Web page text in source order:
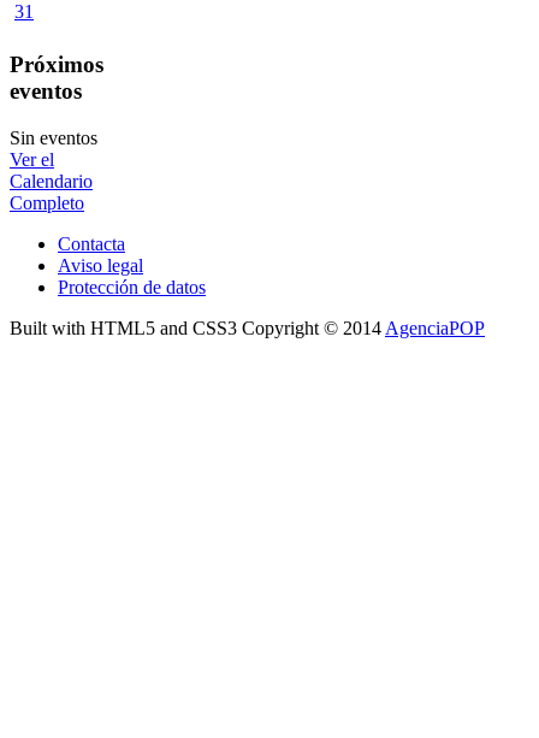
31
Próximos
eventos
Sin eventos
Ver el
Calendario
Completo
Contacta
Aviso legal
Protección de datos
Built with HTML5 and CSS3 Copyright © 2014 AgenciaPOP